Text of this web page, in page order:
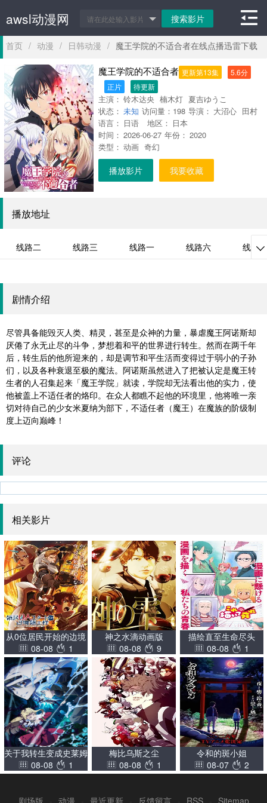
awsl动漫网
首页 / 动漫 / 日韩动漫 / 魔王学院的不适合者在线点播迅雷下载
魔王学院的不适合者 更新第13集
5.6分
正片
待更新
主演： 铃木达央 楠木灯 夏吉ゆうこ
状态： 未知 访问量： 198 导演： 大沼心 田村
语言： 日语 地区： 日本
时间： 2026-06-27 年份： 2020
类型： 动画 奇幻
播放影片 我要收藏
播放地址
线路二 线路三 线路一 线路六 线路四

剧情介绍
尽管具备能毁灭人类、精灵，甚至是众神的力量，暴虐魔王阿诺斯却
厌倦了永无止尽的斗争，梦想着和平的世界进行转生。然而在两千年
后，转生后的他所迎来的，却是调节和平生活而变得过于弱小的子孙
们，以及各种衰退至极的魔法。阿诺斯虽然进入了把被认定是魔王转
生者的人召集起来「魔王学院」就读，学院却无法看出他的实力，使
他被盖上不适任者的烙印。在众人都瞧不起他的环境里，他将唯一亲
切对待自己的少女米夏纳为部下，不适任者（魔王）在魔族的阶级制
度上迈向巅峰！
评论
相关影片
从0位居民开始的边境
领主大人
08-08 1
神之水滴动画版
08-08
9
描绘直至生命尽头
08-08
1
关于我转生变成史莱姆
这档事第四季
08-08 1
梅比乌斯之尘
08-08
1
令和的斑小姐
08-07
2
剧场版 动漫 最近更新 反馈留言 RSS Sitemap